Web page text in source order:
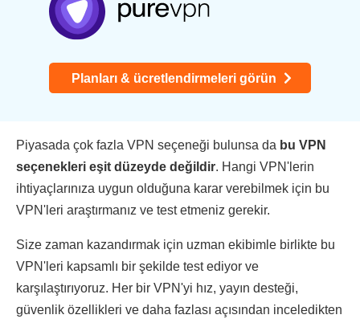
Planları & ücretlendirmeleri görün
Piyasada çok fazla VPN seçeneği bulunsa da bu VPN
seçenekleri eşit düzeyde değildir. Hangi VPN'lerin
ihtiyaçlarınıza uygun olduğuna karar verebilmek için bu
VPN'leri araştırmanız ve test etmeniz gerekir.
Size zaman kazandırmak için uzman ekibimle birlikte bu
VPN'leri kapsamlı bir şekilde test ediyor ve
karşılaştırıyoruz. Her bir VPN'yi hız, yayın desteği,
güvenlik özellikleri ve daha fazlası açısından inceledikten